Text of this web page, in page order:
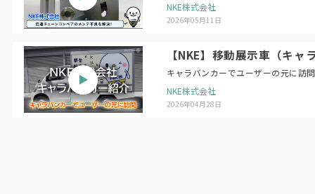
NKE株式会社
2026年05月11日
【NKE】移動展示車（キ
キャラバンカーでユーザーの元に訪問
NKE株式会社
2026年04月28日